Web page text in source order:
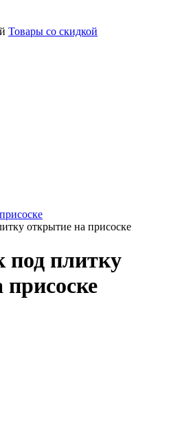
Товары со скидкой
открытие на присоске
под плитку